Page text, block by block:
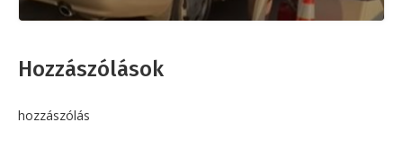
Hozzászólások
hozzászólás